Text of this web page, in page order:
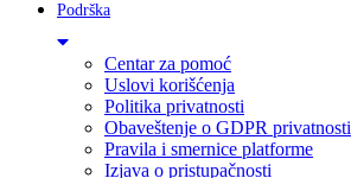
Podrška
Centar za pomoć
Uslovi korišćenja
Politika privatnosti
Obaveštenje o GDPR privatnosti
Pravila i smernice platforme
Izjava o pristupačnosti